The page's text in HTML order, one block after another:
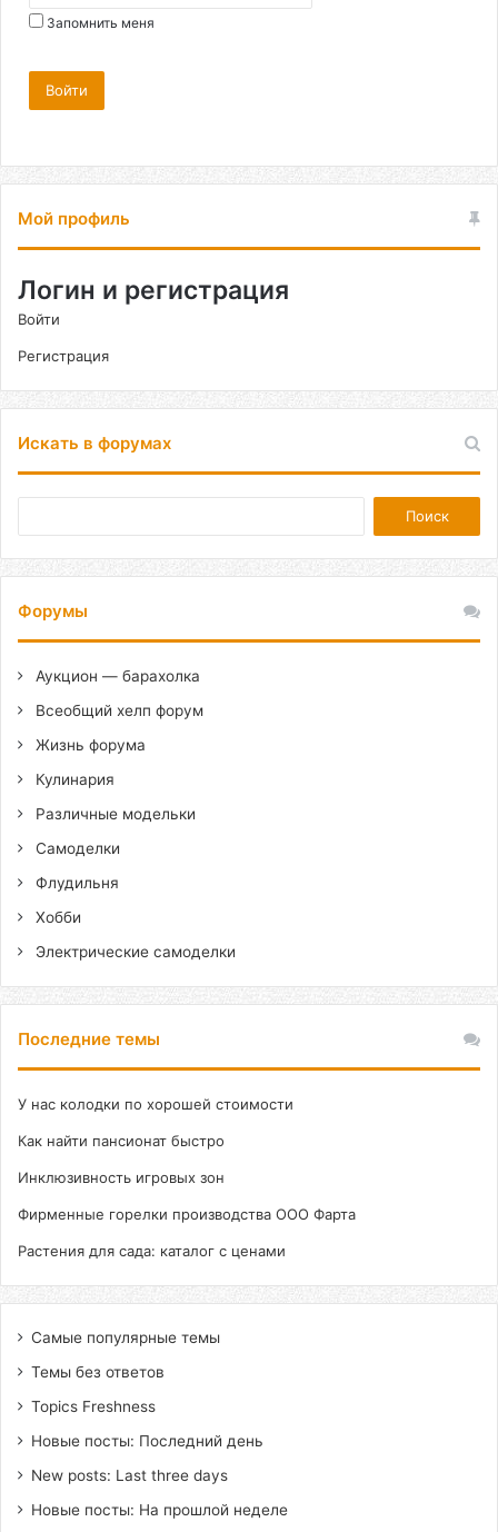
Запомнить меня
Войти
Мой профиль
Логин и регистрация
Войти
Регистрация
Искать в форумах
Форумы
Аукцион — барахолка
Всеобщий хелп форум
Жизнь форума
Кулинария
Различные модельки
Самоделки
Флудильня
Хобби
Электрические самоделки
Последние темы
У нас колодки по хорошей стоимости
Как найти пансионат быстро
Инклюзивность игровых зон
Фирменные горелки производства ООО Фарта
Растения для сада: каталог с ценами
Самые популярные темы
Темы без ответов
Topics Freshness
Новые посты: Последний день
New posts: Last three days
Новые посты: На прошлой неделе